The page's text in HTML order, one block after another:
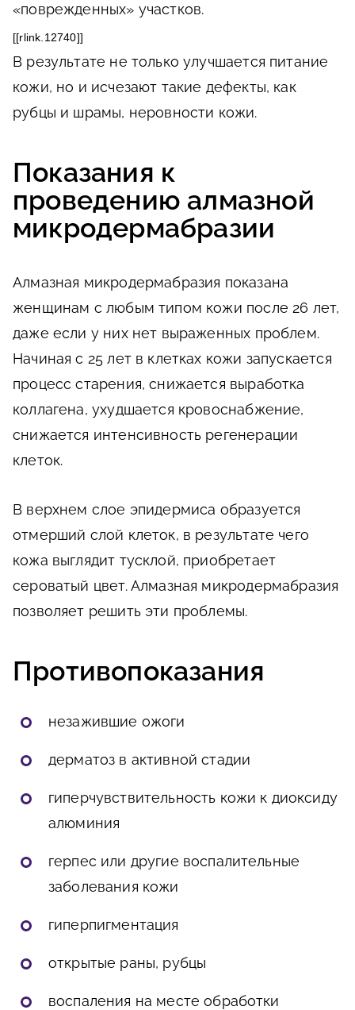
«поврежденных» участков.
[[rlink.12740]]
В результате не только улучшается питание
кожи, но и исчезают такие дефекты, как
рубцы и шрамы, неровности кожи.
Показания к
проведению алмазной
микродермабразии
Алмазная микродермабразия показана
женщинам с любым типом кожи после 26 лет,
даже если у них нет выраженных проблем.
Начиная с 25 лет в клетках кожи запускается
процесс старения, снижается выработка
коллагена, ухудшается кровоснабжение,
снижается интенсивность регенерации
клеток.
В верхнем слое эпидермиса образуется
отмерший слой клеток, в результате чего
кожа выглядит тусклой, приобретает
сероватый цвет. Алмазная микродермабразия
позволяет решить эти проблемы.
Противопоказания
незажившие ожоги
дерматоз в активной стадии
гиперчувствительность кожи к диоксиду
алюминия
герпес или другие воспалительные
заболевания кожи
гиперпигментация
открытые раны, рубцы
воспаления на месте обработки